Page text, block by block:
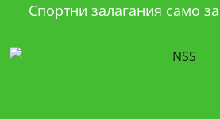
Спортни залагания само